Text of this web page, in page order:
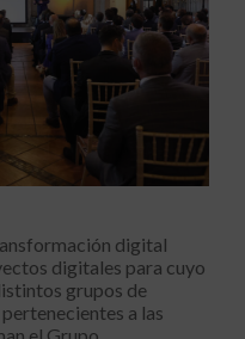
digital
digitales para cuyo
grupos de
a las